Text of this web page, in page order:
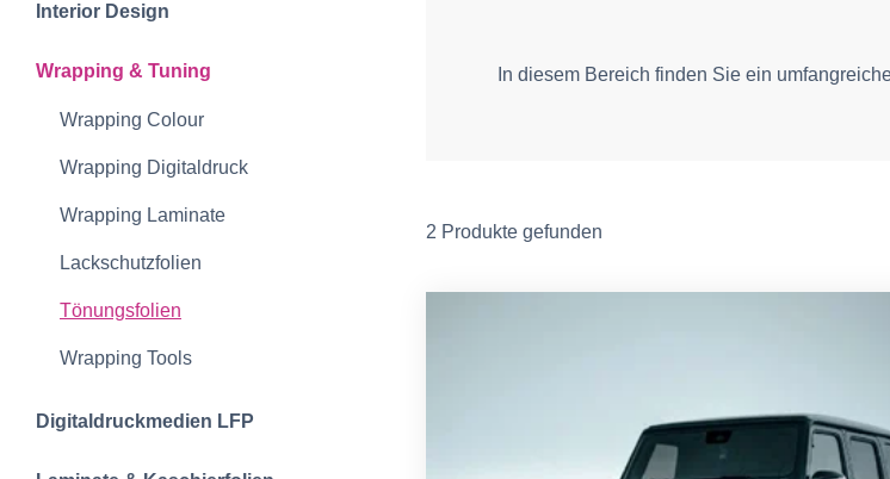
Interior Design
Wrapping & Tuning
Wrapping Colour
Wrapping Digitaldruck
Wrapping Laminate
Lackschutzfolien
Tönungsfolien
Wrapping Tools
Digitaldruckmedien LFP
In diesem Bereich finden Sie ein
2 Produkte gefunden